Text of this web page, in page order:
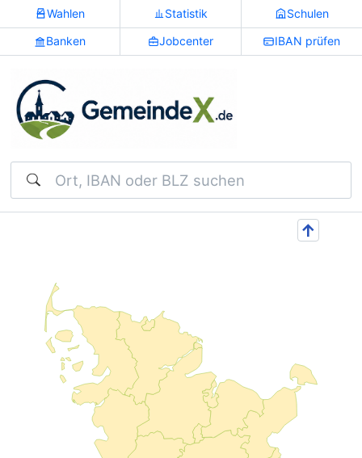
Wahlen Statistik Schulen
Banken Jobcenter IBAN prüfen
Suchen
↑